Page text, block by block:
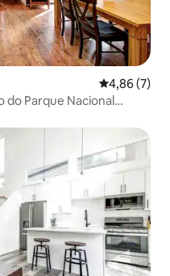
4,86 de uma
4,86 (7)
do Parque Nacional